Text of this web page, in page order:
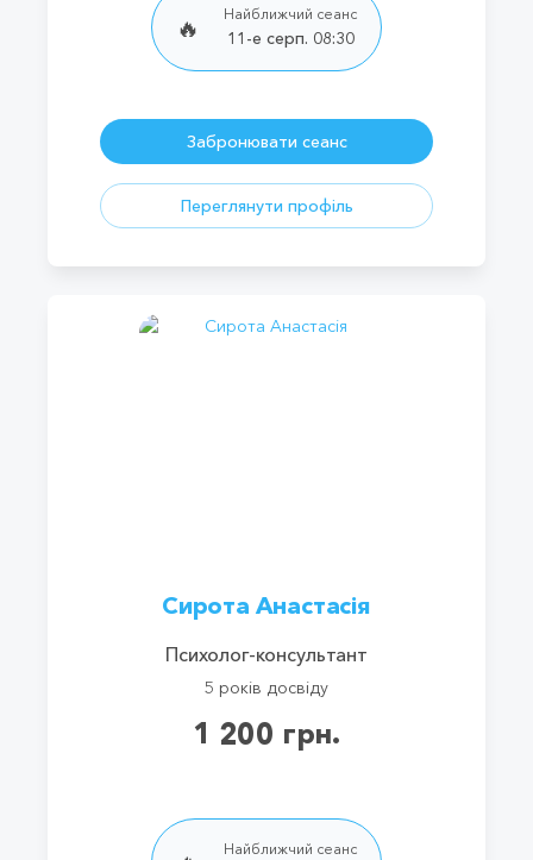
🔥
Найближчий сеанс
11-е серп. 08:30
Забронювати сеанс
Переглянути профіль
Сирота Анастасія
Психолог-консультант
5 років досвіду
1 200 грн.
Найближчий сеанс